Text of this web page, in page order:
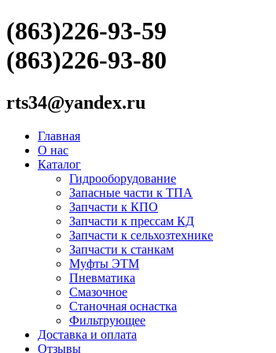
(863)226-93-59
(863)226-93-80
rts34@yandex.ru
Главная
О нас
Каталог
Гидрооборудование
Запасные части к ТПА
Запчасти к КПО
Запчасти к прессам КД
Запчасти к сельхозтехнике
Запчасти к станкам
Муфты ЭТМ
Пневматика
Смазочное
Станочная оснастка
Фильтрующее
Доставка и оплата
Отзывы